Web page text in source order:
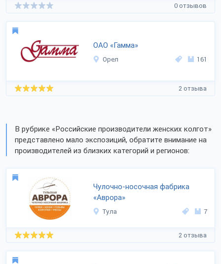
0 отзывов
ОАО «Гамма»
Орел 161
2 отзыва
В рубрике «Российские производители женских колгот»
представлено мало экспозиций, обратите внимание на
производителей из близких категорий и регионов:
Чулочно-носочная фабрика
«Аврора»
Тула 7
2 отзыва